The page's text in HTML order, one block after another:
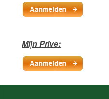
Mijn Prive: